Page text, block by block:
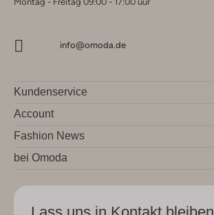
info@omoda.de
Kundenservice
Account
Fashion News
bei Omoda